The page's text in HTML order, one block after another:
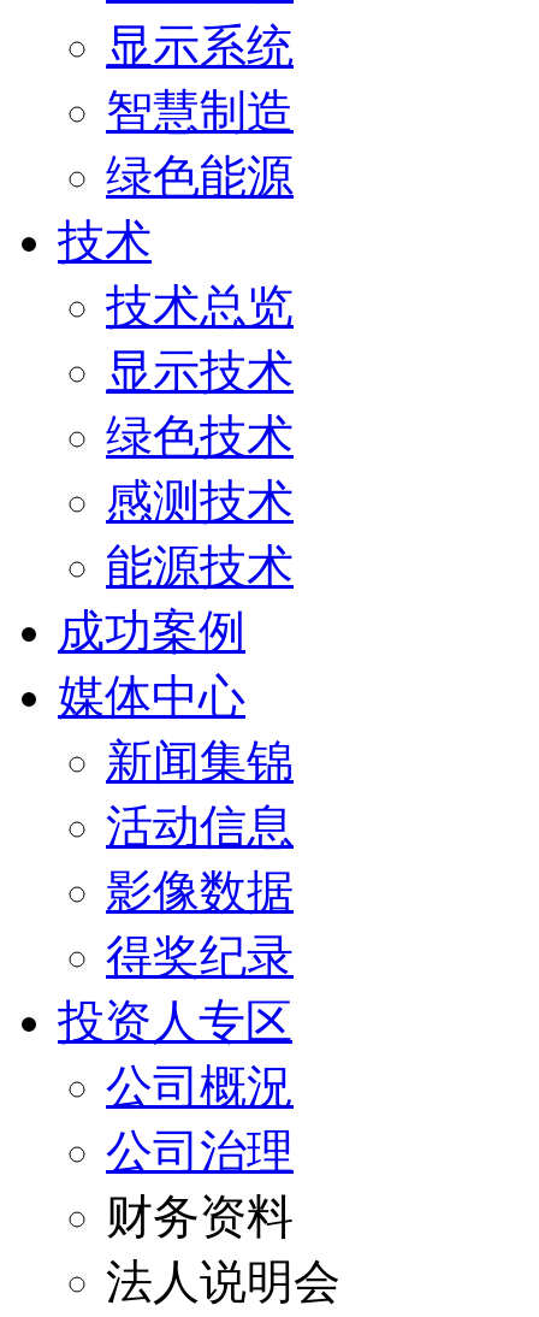
显示系统
智慧制造
绿色能源
技术
技术总览
显示技术
绿色技术
感测技术
能源技术
成功案例
媒体中心
新闻集锦
活动信息
影像数据
得奖纪录
投资人专区
公司概況
公司治理
财务资料
法人说明会